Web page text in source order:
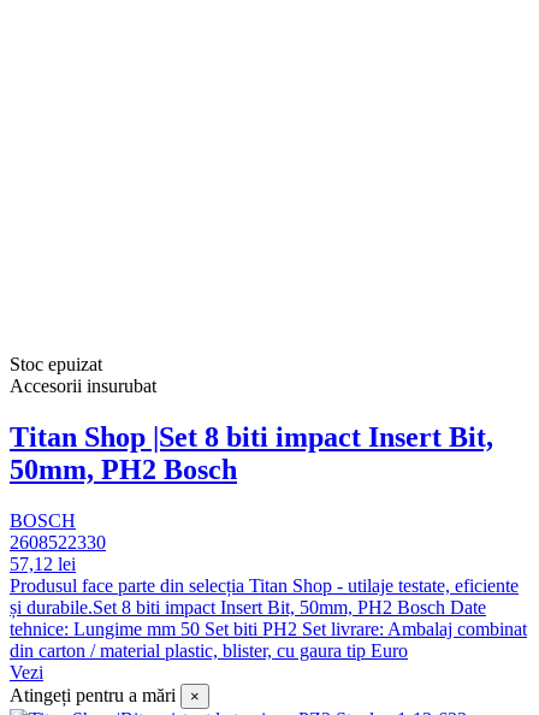
Stoc epuizat
Accesorii insurubat
Titan Shop |Set 8 biti impact Insert Bit,
50mm, PH2 Bosch
BOSCH
2608522330
57,12 lei
Produsul face parte din selecția Titan Shop - utilaje testate, eficiente
și durabile.Set 8 biti impact Insert Bit, 50mm, PH2 Bosch Date
tehnice: Lungime mm 50 Set biti PH2 Set livrare: Ambalaj combinat
din carton / material plastic, blister, cu gaura tip Euro
Vezi
Atingeți pentru a mări
×